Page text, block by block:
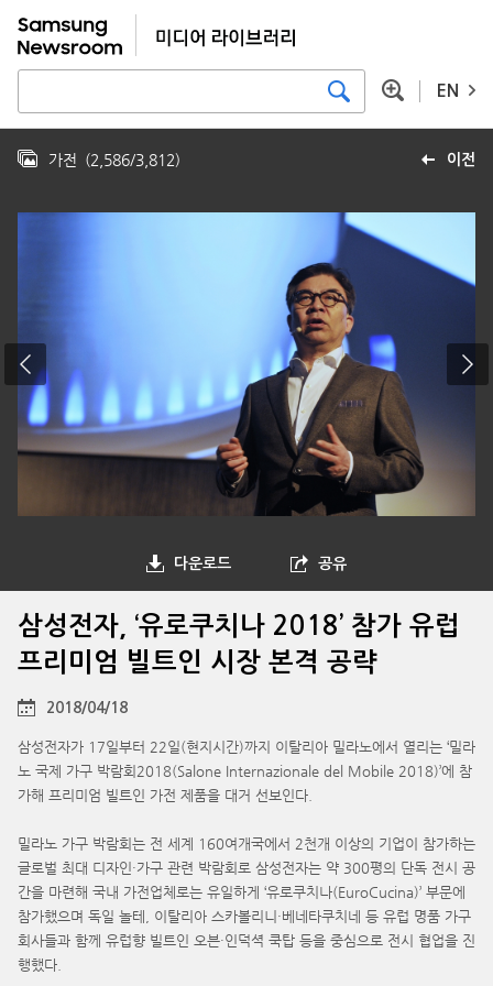
EN
이전
가전 (2,586/3,812)
다운로드 공유
삼성전자, ‘유로쿠치나 2018’ 참가 유럽
프리미엄 빌트인 시장 본격 공략
2018/04/18
삼성전자가 17일부터 22일(현지시간)까지 이탈리아 밀라노에서 열리는 ‘밀라
노 국제 가구 박람회2018(Salone Internazionale del Mobile 2018)’에 참
가해 프리미엄 빌트인 가전 제품을 대거 선보인다.
밀라노 가구 박람회는 전 세계 160여개국에서 2천개 이상의 기업이 참가하는
글로벌 최대 디자인·가구 관련 박람회로 삼성전자는 약 300평의 단독 전시 공
간을 마련해 국내 가전업체로는 유일하게 ‘유로쿠치나(EuroCucina)’ 부문에
참가했으며 독일 놀테, 이탈리아 스카볼리니·베네타쿠치네 등 유럽 명품 가구
회사들과 함께 유럽향 빌트인 오븐·인덕셕 쿡탑 등을 중심으로 전시 협업을 진
행했다.